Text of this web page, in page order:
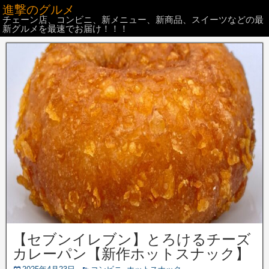
進撃のグルメ
チェーン店、コンビニ、新メニュー、新商品、スイーツなどの最
新グルメを最速でお届け！！！
【セブンイレブン】とろけるチーズ
カレーパン【新作ホットスナック】